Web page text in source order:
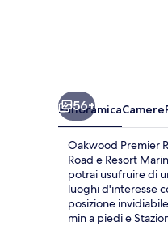
56+
PanoramicaCamere
Oakwood Premier
Road e Resort
potrai usufruire di
luoghi d'interesse
posizione
min a piedi e